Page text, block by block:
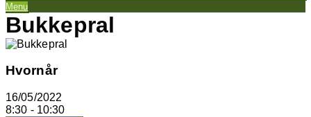
Menu
Bukkepral
Hvornår
16/05/2022
8:30 - 10:30